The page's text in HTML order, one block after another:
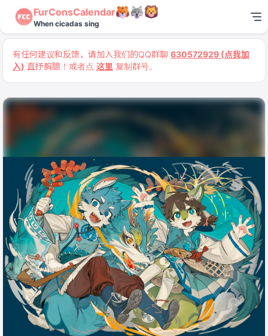
FurConsCalendar
When cicadas sing
有任何建议和反馈，请加入我们的QQ群聊 630572929 (点我加
入) 直抒胸臆！或者点 这里 复制群号。